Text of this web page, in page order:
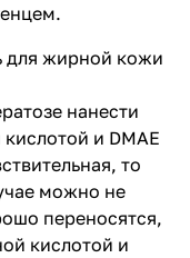
для жирной кожи
нанести
и DMAE
то
можно не
переносятся,
кислотой и